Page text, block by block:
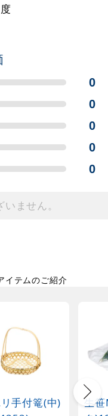
0
0
0
0
0
ません。
イテムのご紹介
手付篭(中)
生